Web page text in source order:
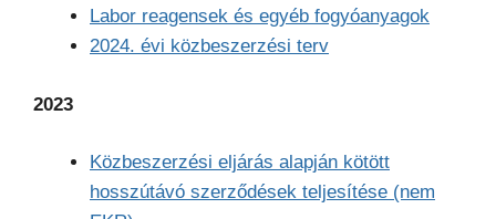
Labor reagensek és egyéb fogyóanyagok
2024. évi közbeszerzési terv
2023
Közbeszerzési eljárás alapján kötött
hosszútávó szerződések teljesítése (nem